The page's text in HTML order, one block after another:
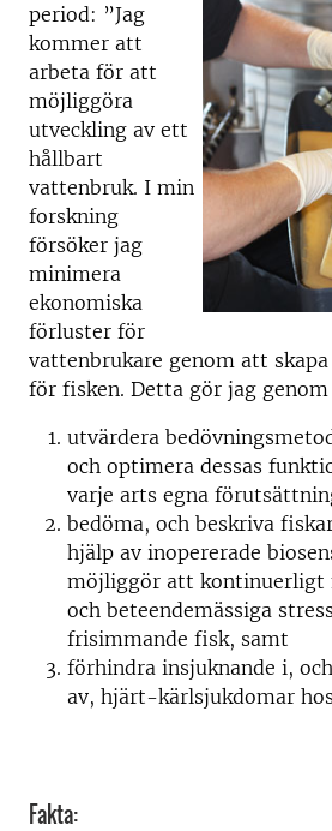
period: ”Jag
kommer att
arbeta för att
möjliggöra
utveckling av ett
hållbart
vattenbruk. I min
forskning
försöker jag
minimera
ekonomiska
förluster för
vattenbrukare genom att
för fisken. Detta gör jag
utvärdera
och optimera dessas
varje arts egna
bedöma, och beskriva
hjälp av inopererade
möjliggör att kontinuerligt
och beteendemässiga
frisimmande fisk, samt
förhindra insjuknande i,
av, hjärt-kärlsjukdomar
Fakta: